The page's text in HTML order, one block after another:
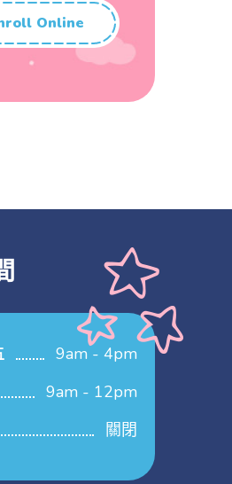
Online
9am - 4pm
9am - 12pm
關閉